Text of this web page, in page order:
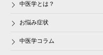
中医学とは？
お悩み症状
中医学コラム